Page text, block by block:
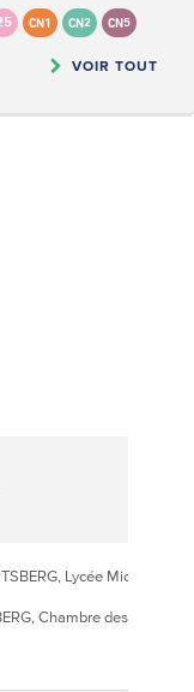
CN1 CN2 CN5
VOIR TOUT
Lycée Michel
Chambre des Métiers